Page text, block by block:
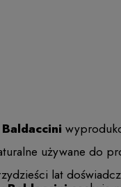
Baldaccini
używane do
lat